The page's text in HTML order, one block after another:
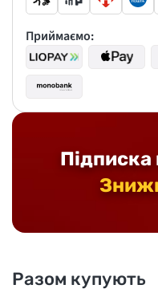
Підписка
Приймаємо:
Разом купують